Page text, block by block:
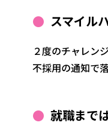
スマイル
２度のチャレン
不採用の通知で
就職まで